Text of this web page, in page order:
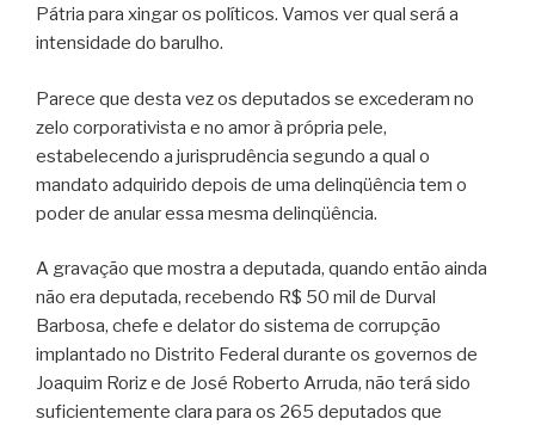
Pátria para xingar os políticos. Vamos ver qual será a
intensidade do barulho.
Parece que desta vez os deputados se excederam no
zelo corporativista e no amor à própria pele,
estabelecendo a jurisprudência segundo a qual o
mandato adquirido depois de uma delinqüência tem o
poder de anular essa mesma delinqüência.
A gravação que mostra a deputada, quando então ainda
não era deputada, recebendo R$ 50 mil de Durval
Barbosa, chefe e delator do sistema de corrupção
implantado no Distrito Federal durante os governos de
Joaquim Roriz e de José Roberto Arruda, não terá sido
suficientemente clara para os 265 deputados que